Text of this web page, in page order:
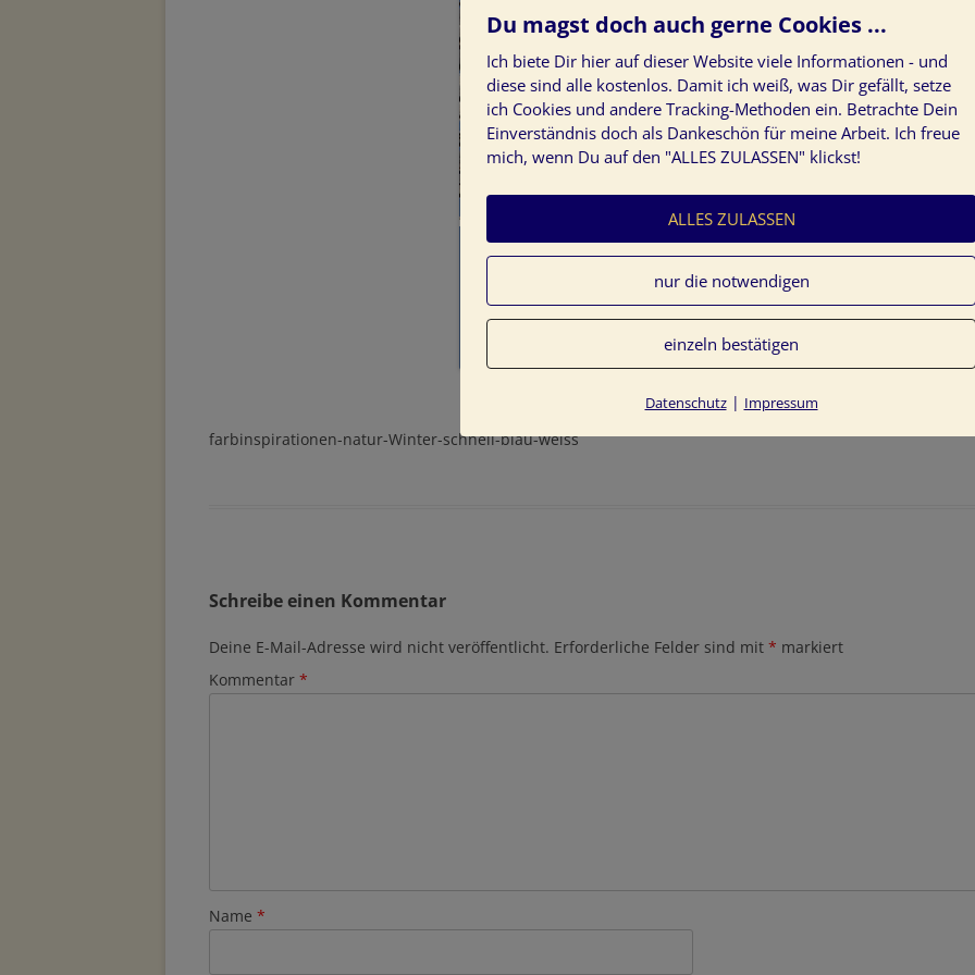
farbinspirationen-natur-Winter-schnell-blau-weiss
Schreibe einen Kommentar
Deine E-Mail-Adresse wird nicht veröffentlicht. Erforderliche Felder sind mit * markiert
Kommentar *
Name *
Du magst doch auch gerne Cookies ...
Ich biete Dir hier auf dieser Website viele Informationen - und
diese sind alle kostenlos. Damit ich weiß, was Dir gefällt, setze
ich Cookies und andere Tracking-Methoden ein. Betrachte Dein
Einverständnis doch als Dankeschön für meine Arbeit. Ich freue
mich, wenn Du auf den "ALLES ZULASSEN" klickst!
ALLES ZULASSEN
nur die notwendigen
einzeln bestätigen
Datenschutz| Impressum